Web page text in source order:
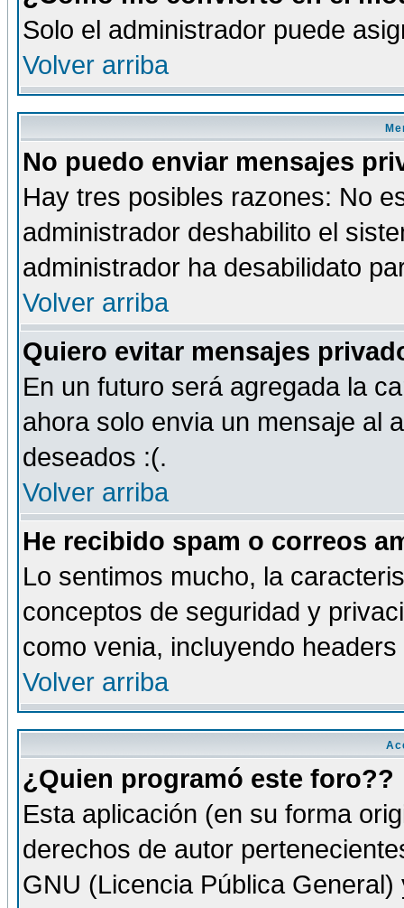
Solo el administrador puede
Volver arriba
No puedo enviar mensajes
Hay tres posibles razones: No
administrador deshabilito el
administrador ha desabilidato
Volver arriba
Quiero evitar mensajes
En un futuro será agregada la
ahora solo envia un mensaje al
deseados :(.
Volver arriba
He recibido spam o correos
Lo sentimos mucho, la
conceptos de seguridad y
como venia, incluyendo
Volver arriba
¿Quien programó este foro??
Esta aplicación (en su forma
derechos de autor
GNU (Licencia Pública